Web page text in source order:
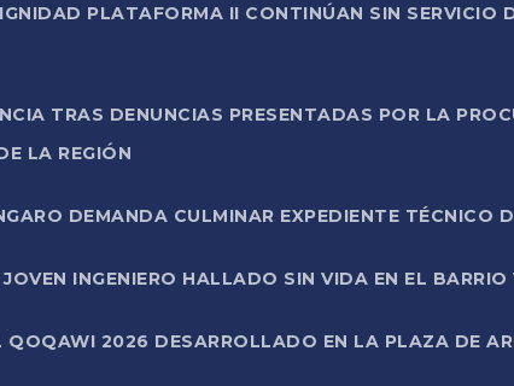
PLATAFORMA II CONTINÚAN SIN SERVICIO
TRAS DENUNCIAS PRESENTADAS POR LA
LA REGIÓN
DEMANDA CULMINAR EXPEDIENTE TÉCNICO
INGENIERO HALLADO SIN VIDA EN EL
2026 DESARROLLADO EN LA PLAZA DE